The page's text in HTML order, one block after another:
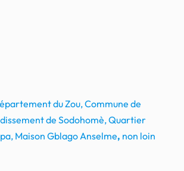
du Zou, Commune de
de Sodohomè, Quartier
Maison Gblago Anselme, non loin